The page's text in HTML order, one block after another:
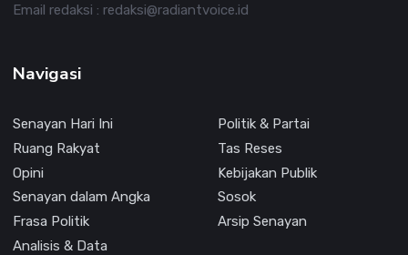
Email redaksi : redaksi@radiantvoice.id
Navigasi
Senayan Hari Ini
Politik & Partai
Ruang Rakyat
Tas Reses
Opini
Kebijakan Publik
Senayan dalam Angka
Sosok
Frasa Politik
Arsip Senayan
Analisis & Data